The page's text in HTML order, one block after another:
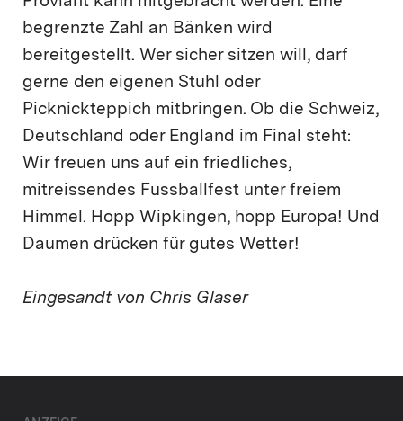
begrenzte Zahl an Bänken wird
bereitgestellt. Wer sicher sitzen will, darf
gerne den eigenen Stuhl oder
Picknickteppich mitbringen. Ob die Schweiz,
Deutschland oder England im Final steht:
Wir freuen uns auf ein friedliches,
mitreissendes Fussballfest unter freiem
Himmel. Hopp Wipkingen, hopp Europa! Und
Daumen drücken für gutes Wetter!
Eingesandt von Chris Glaser